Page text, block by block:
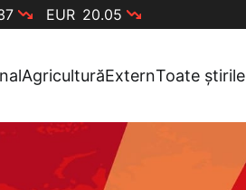
EUR 20.05
AgriculturăExternToate știrile